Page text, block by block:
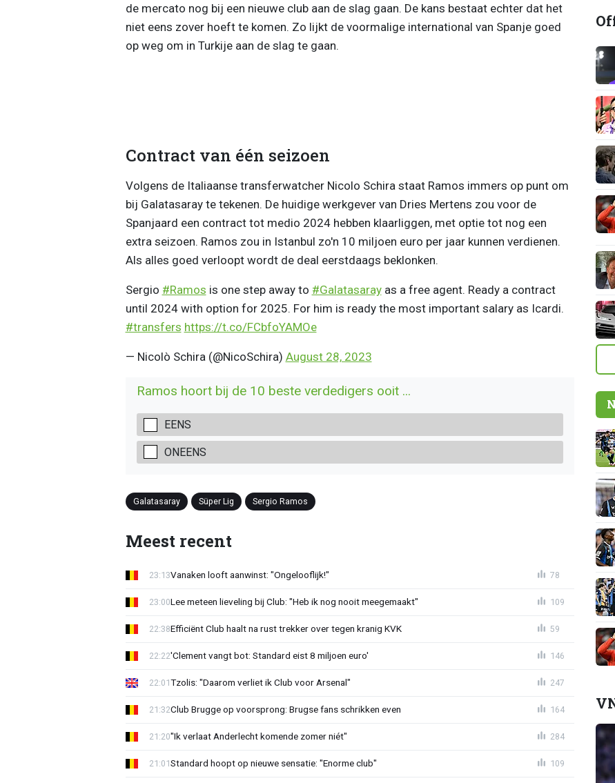
de mercato nog bij een nieuwe club aan de slag gaan. De kans bestaat echter dat het
niet eens zover hoeft te komen. Zo lijkt de voormalige international van Spanje goed
op weg om in Turkije aan de slag te gaan.
Contract van één seizoen
Volgens de Italiaanse transferwatcher Nicolo Schira staat Ramos immers op punt om
bij Galatasaray te tekenen. De huidige werkgever van Dries Mertens zou voor de
Spanjaard een contract tot medio 2024 hebben klaarliggen, met optie tot nog een
extra seizoen. Ramos zou in Istanbul zo'n 10 miljoen euro per jaar kunnen verdienen.
Als alles goed verloopt wordt de deal eerstdaags beklonken.
Sergio #Ramos is one step away to #Galatasarayas a free agent. Ready a contract
until 2024 with option for 2025. For him is ready the most important salary as Icardi.
#transfers https://t.co/FCbfoYAMOe
— Nicolò Schira (@NicoSchira) August 28, 2023
Ramos hoort bij de 10 beste verdedigers ooit ...
EENS
ONEENS
Galatasaray Süper Lig Sergio Ramos
Meest recent
Vanaken looft aanwinst: "Ongelooflijk!"
23:13 78
Lee meteen lieveling bij Club: "Heb ik nog nooit meegemaakt"
23:00 109
Efficiënt Club haalt na rust trekker over tegen kranig KVK
22:38 59
'Clement vangt bot: Standard eist 8 miljoen euro'
22:22 146
Tzolis: "Daarom verliet ik Club voor Arsenal"
22:01 247
Club Brugge op voorsprong: Brugse fans schrikken even
21:32 164
"Ik verlaat Anderlecht komende zomer niét"
21:20 284
Standard hoopt op nieuwe sensatie: "Enorme club"
21:01 109